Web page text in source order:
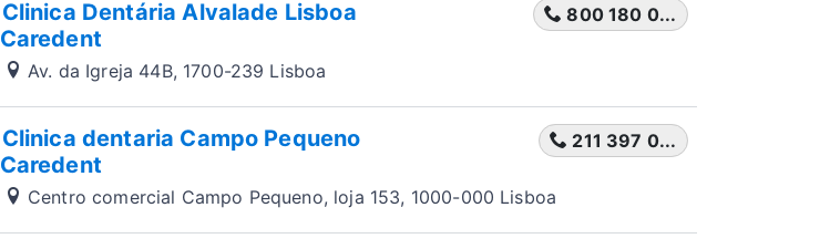
Clinica Dentária Alvalade Lisboa
Caredent
800 180 0...
Av. da Igreja 44B, 1700-239 Lisboa
Clinica dentaria Campo Pequeno
Caredent
211 397 0...
Centro comercial Campo Pequeno, loja 153, 1000-000 Lisboa